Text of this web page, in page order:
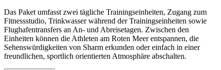
Das Paket umfasst zwei tägliche Trainingseinheiten, Zugang zum
Fitnessstudio, Trinkwasser während der Trainingseinheiten sowie
Flughafentransfers an An- und Abreisetagen. Zwischen den
Einheiten können die Athleten am Roten Meer entspannen, die
Sehenswürdigkeiten von Sharm erkunden oder einfach in einer
freundlichen, sportlich orientierten Atmosphäre abschalten.